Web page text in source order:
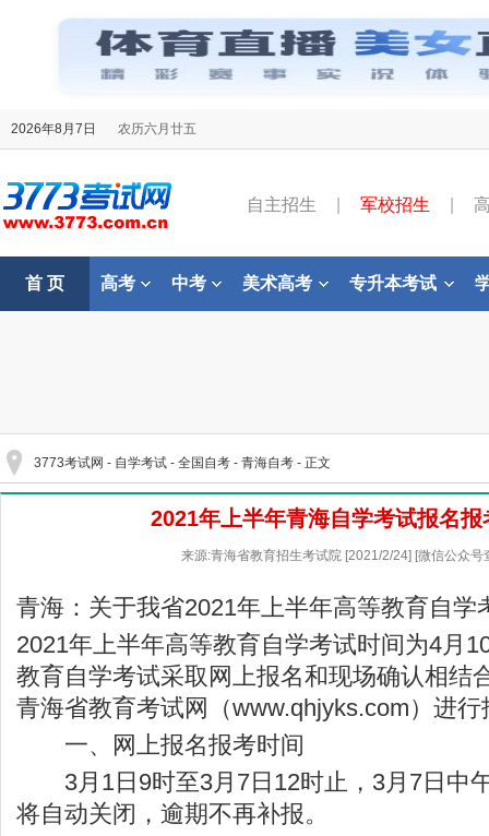
2026年8月7日 农历六月廿五
自主招生 军校招生
首 页 高考 中考 美术高考 专升本考试
3773考试网 - 自学考试 - 全国自考 - 青海自考 - 正文
2021年上半年青海自学考试报名报
来源:青海省教育招生考试院 [2021/2/24] [微信公众号
青海：关于我省2021年上半年高等教育自学
2021年上半年高等教育自学考试时间为4月
教育自学考试采取网上报名和现场确认相结
青海省教育考试网（www.qhjyks.com）进
一、网上报名报考时间
3月1日9时至3月7日12时止，3月7日中
将自动关闭，逾期不再补报。